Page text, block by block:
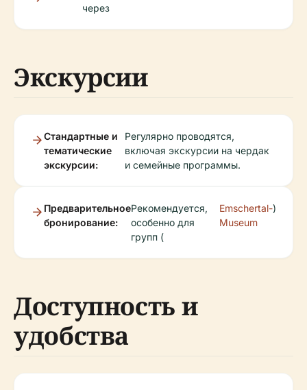
через
Экскурсии
Стандартные и
тематические
экскурсии:
Регулярно проводятся,
включая экскурсии на чердак
и семейные программы.
Предварительное
бронирование:
Рекомендуется,
особенно для
групп (
Emschertal-
Museum
)
Доступность и
удобства